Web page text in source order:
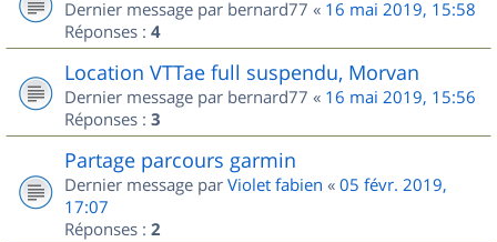
Dernier message par bernard77 « 16 mai 2019, 15:58
Réponses : 4
Location VTTae full suspendu, Morvan
Dernier message par bernard77 « 16 mai 2019, 15:56
Réponses : 3
Partage parcours garmin
Dernier message par Violet fabien « 05 févr. 2019,
17:07
Réponses : 2